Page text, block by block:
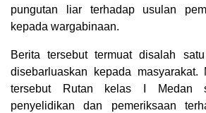
pungutan liar terhadap usulan
kepada wargabinaan.
Berita tersebut termuat disalah
disebarluaskan kepada masyarakat.
tersebut Rutan kelas I Medan
penyelidikan dan pemeriksaan